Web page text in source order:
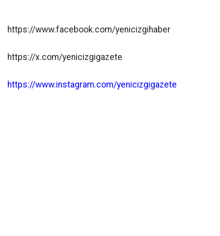
https://www.facebook.com/yenicizgihaber
https://x.com/yenicizgigazete
https://www.instagram.com/yenicizgigazete